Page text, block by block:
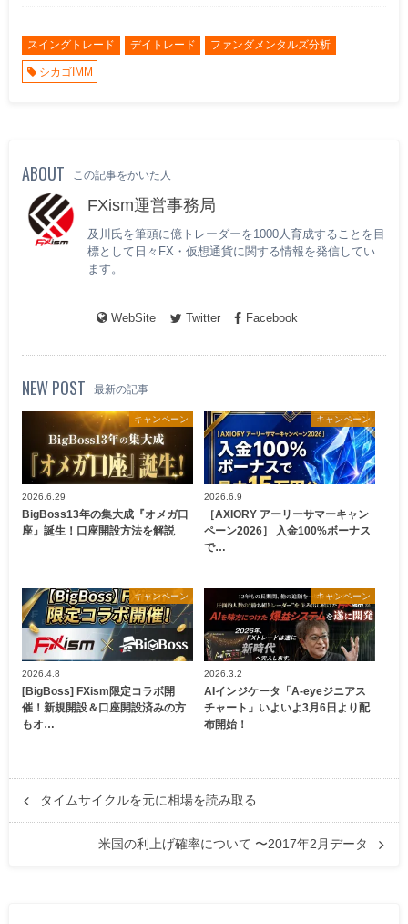
スイングトレード デイトレード ファンダメンタルズ分析
シカゴIMM
ABOUT この記事をかいた人
FXism運営事務局
及川氏を筆頭に億トレーダーを1000人育成することを目
標として日々FX・仮想通貨に関する情報を発信してい
ます。
WebSite Twitter Facebook
NEW POST 最新の記事
キャンペーン
2026.6.29
BigBoss13年の集大成『オメガ口
座』誕生！口座開設方法を解説
キャンペーン
2026.6.9
［AXIORY アーリーサマーキャン
ペーン2026］ 入金100%ボーナス
で…
キャンペーン
2026.4.8
[BigBoss] FXism限定コラボ開
催！新規開設＆口座開設済みの方
もオ…
キャンペーン
2026.3.2
AIインジケータ「A-eyeジニアス
チャート」いよいよ3月6日より配
布開始！
タイムサイクルを元に相場を読み取る
米国の利上げ確率について 〜2017年2月データ